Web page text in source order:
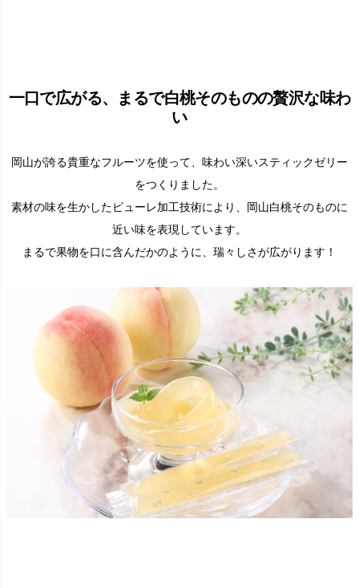
一口で広がる、まるで白桃そのものの贅沢な味わ
い
岡山が誇る貴重なフルーツを使って、味わい深いスティックゼリー
をつくりました。
素材の味を生かしたピューレ加工技術により、岡山白桃そのものに
近い味を表現しています。
まるで果物を口に含んだかのように、瑞々しさが広がります！